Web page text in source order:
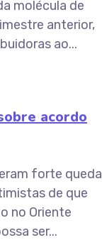
molécula de
anterior,
ao...
acordo
forte queda
de que
no Oriente
ser...